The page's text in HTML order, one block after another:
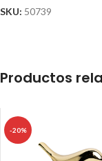
SKU: 50739
Productos
-20%